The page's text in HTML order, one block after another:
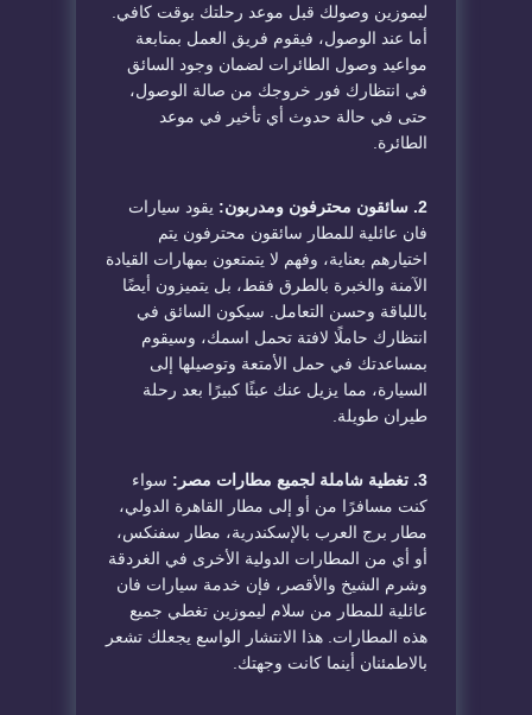
ليموزين وصولك قبل موعد رحلتك بوقت كافي.
أما عند الوصول، فيقوم فريق العمل بمتابعة
مواعيد وصول الطائرات لضمان وجود السائق
في انتظارك فور خروجك من صالة الوصول،
حتى في حالة حدوث أي تأخير في موعد
الطائرة.
2. سائقون محترفون ومدربون:
يقود سيارات
فان عائلية للمطار سائقون محترفون يتم
اختيارهم بعناية، وفهم لا يتمتعون بمهارات القيادة
الآمنة والخبرة بالطرق فقط، بل يتميزون أيضًا
باللباقة وحسن التعامل. سيكون السائق في
انتظارك حاملًا لافتة تحمل اسمك، وسيقوم
بمساعدتك في حمل الأمتعة وتوصيلها إلى
السيارة، مما يزيل عنك عبئًا كبيرًا بعد رحلة
طيران طويلة.
3. تغطية شاملة لجميع مطارات مصر:
سواء
كنت مسافرًا من أو إلى مطار القاهرة الدولي،
مطار برج العرب بالإسكندرية، مطار سفنكس،
أو أي من المطارات الدولية الأخرى في الغردقة
وشرم الشيخ والأقصر، فإن خدمة سيارات فان
عائلية للمطار من سلام ليموزين تغطي جميع
هذه المطارات. هذا الانتشار الواسع يجعلك تشعر
بالاطمئنان أينما كانت وجهتك.